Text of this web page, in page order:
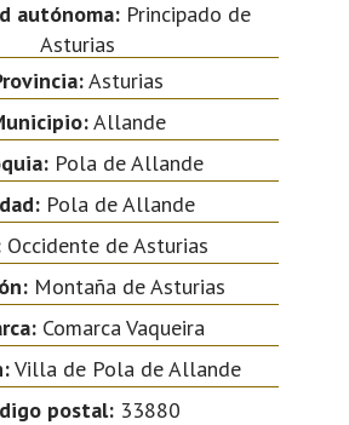
autónoma:Principado de
Asturias
Asturias
Allande
Pola de Allande
Pola de Allande
Occidente de Asturias
Montaña de Asturias
Comarca Vaqueira
Villa de Pola de Allande
postal:33880